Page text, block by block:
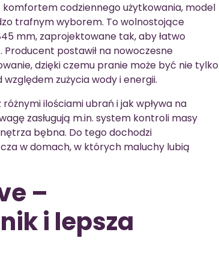
komfortem codziennego użytkowania, model
trafnym wyborem. To wolnostojące
mm, zaprojektowane tak, aby łatwo
postawił na nowoczesne
dzięki czemu pranie może być nie tylko
zużycia wody i energii.
ilościami ubrań i jak wpływa na
zasługują m.in. system kontroli masy
bębna. Do tego dochodzi
w domach, w których maluchy lubią
–
i lepsza